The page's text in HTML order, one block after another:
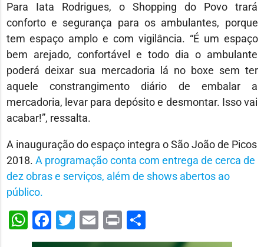
Para Iata Rodrigues, o Shopping do Povo trará
conforto e segurança para os ambulantes, porque
tem espaço amplo e com vigilância. “É um espaço
bem arejado, confortável e todo dia o ambulante
poderá deixar sua mercadoria lá no boxe sem ter
aquele constrangimento diário de embalar a
mercadoria, levar para depósito e desmontar. Isso vai
acabar!”, ressalta.
A inauguração do espaço integra o São João de Picos
2018. A programação conta com entrega de cerca de
dez obras e serviços, além de shows abertos ao
público.
WhatsApp
Facebook
Twitter
Email
PrintShare